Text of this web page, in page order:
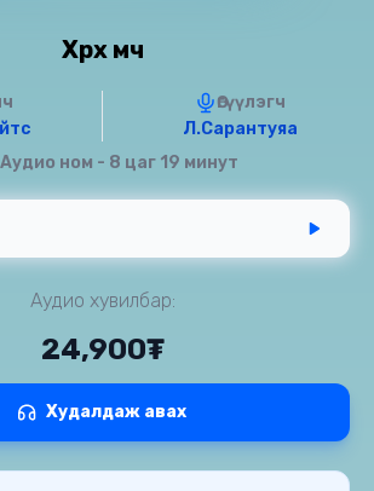
Хөөрөх мөч
Өгүүлэгч
Л.Сарантуяа
Аудио ном - 8 цаг 19 минут
Аудио хувилбар:
24,900₮
Худалдаж авах